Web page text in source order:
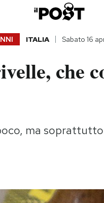
ITALIA Sabato 16
che
ma soprattutto